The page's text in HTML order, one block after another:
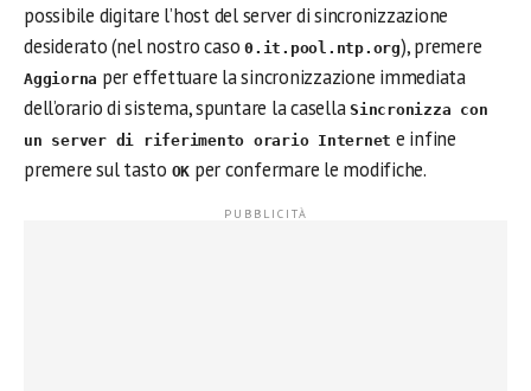
possibile digitare l’host del server di sincronizzazione
desiderato (nel nostro caso0.it.pool.ntp.org), premere
Aggiorna per effettuare la sincronizzazione immediata
dell’orario di sistema, spuntare la casellaSincronizza con
un server di riferimento orario Internet e infine
premere sul tasto OK per confermare le modifiche.